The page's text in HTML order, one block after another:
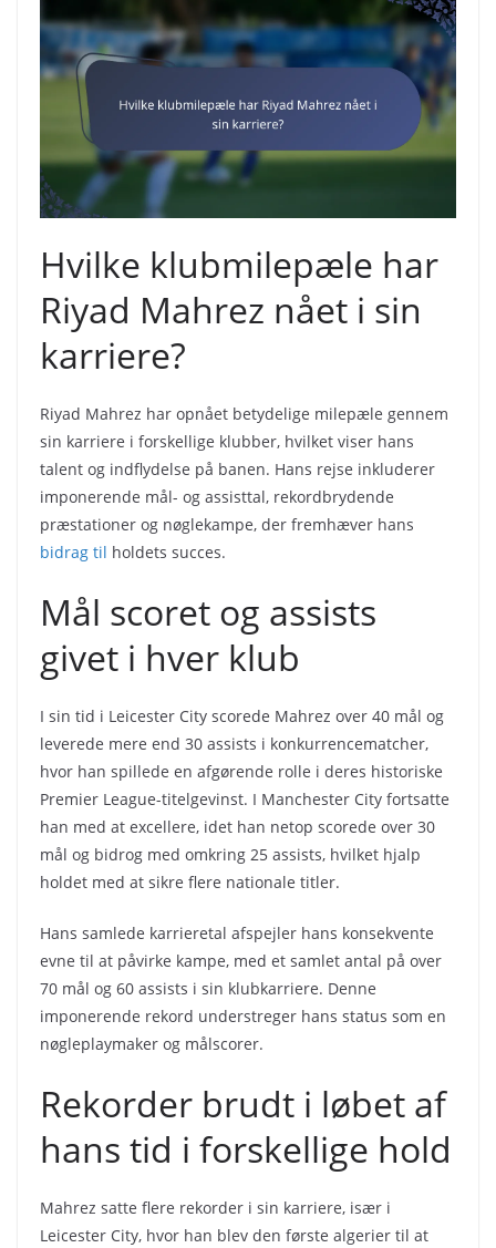
Hvilke klubmilepæle har
Riyad Mahrez nået i sin
karriere?
Riyad Mahrez har opnået betydelige milepæle gennem
sin karriere i forskellige klubber, hvilket viser hans
talent og indflydelse på banen. Hans rejse inkluderer
imponerende mål- og assisttal, rekordbrydende
præstationer og nøglekampe, der fremhæver hans
bidrag til holdets succes.
Mål scoret og assists
givet i hver klub
I sin tid i Leicester City scorede Mahrez over 40 mål og
leverede mere end 30 assists i konkurrencematcher,
hvor han spillede en afgørende rolle i deres historiske
Premier League-titelgevinst. I Manchester City fortsatte
han med at excellere, idet han netop scorede over 30
mål og bidrog med omkring 25 assists, hvilket hjalp
holdet med at sikre flere nationale titler.
Hans samlede karrieretal afspejler hans konsekvente
evne til at påvirke kampe, med et samlet antal på over
70 mål og 60 assists i sin klubkarriere. Denne
imponerende rekord understreger hans status som en
nøgleplaymaker og målscorer.
Rekorder brudt i løbet af
hans tid i forskellige hold
Mahrez satte flere rekorder i sin karriere, især i
Leicester City, hvor han blev den første algerier til at